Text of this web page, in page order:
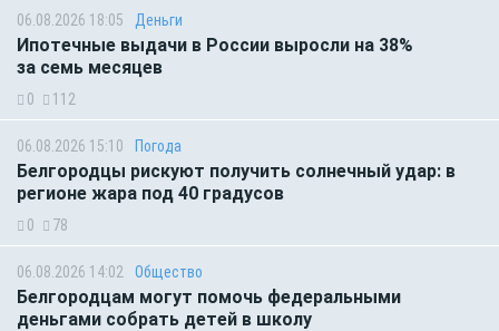
06.08.2026 18:05 Деньги
Ипотечные выдачи в России выросли на 38%
за семь месяцев
0 112
06.08.2026 15:10 Погода
Белгородцы рискуют получить солнечный удар: в
регионе жара под 40 градусов
0 78
06.08.2026 14:02 Общество
Белгородцам могут помочь федеральными
деньгами собрать детей в школу